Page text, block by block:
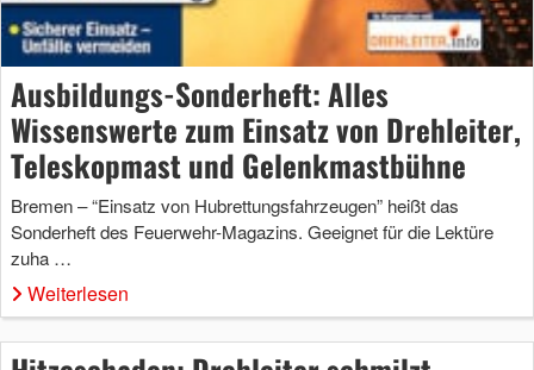
Ausbildungs-Sonderheft: Alles
Wissenswerte zum Einsatz von Drehleiter,
Teleskopmast und Gelenkmastbühne
Bremen – “Einsatz von Hubrettungsfahrzeugen” heißt das
Sonderheft des Feuerwehr-Magazins. Geeignet für die Lektüre
zuha …
Weiterlesen